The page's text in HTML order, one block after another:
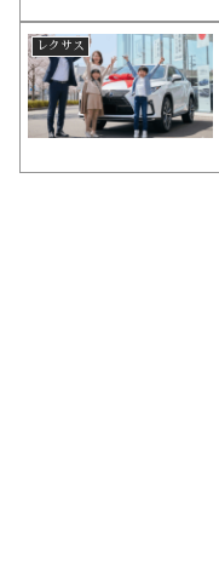
レクサス